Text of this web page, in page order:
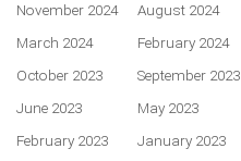
November 2024
August 2024
March 2024
February 2024
October 2023
September 2023
June 2023
May 2023
February 2023
January 2023